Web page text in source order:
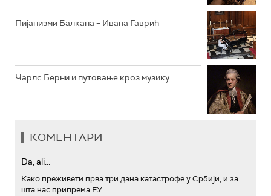
Пијанизми Балкана – Ивана Гаврић
Чарлс Берни и путовање кроз музику
КОМЕНТАРИ
Da, ali...
Како преживети прва три дана катастрофе у Србији, и за
шта нас припрема ЕУ